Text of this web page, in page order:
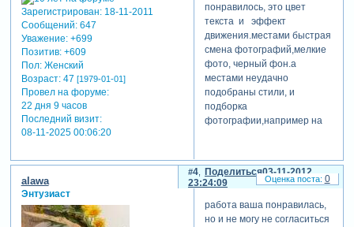
Зарегистрирован: 18-11-2011
Сообщений:647
Уважение: +699
Позитив: +609
Пол:Женский
Возраст:47 [1979-01-01]
Провел на форуме:
22 дня 9 часов
Последний визит:
08-11-2025 00:06:20
понравилось, это цвет
текста и эффект
движения.местами быстрая
смена фотографий,мелкие
фото, черный фон.а
местами неудачно
подобраны стили, и
подборка
фотографии,например на
должно.
отредактировано nina (03-
11-2012 23:17:20)
Поделиться
4
03-11-2012
23:24:09
alawa
Энтузиаст
работа ваша понравилась,
но и не могу не согласиться
0